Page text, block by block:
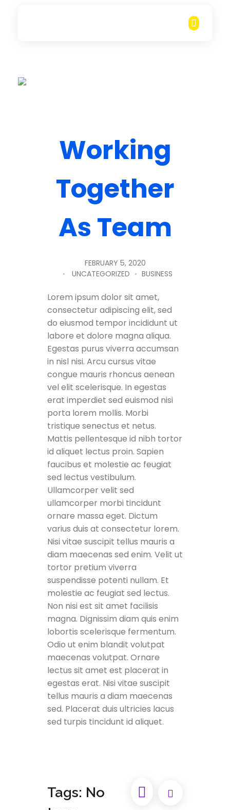
Working
Together
As Team
FEBRUARY 5, 2020
UNCATEGORIZED
BUSINESS
Lorem ipsum dolor sit amet,
consectetur adipiscing elit, sed
do eiusmod tempor incididunt ut
labore et dolore magna aliqua.
Egestas purus viverra accumsan
in nisl nisi. Arcu cursus vitae
congue mauris rhoncus aenean
vel elit scelerisque. In egestas
erat imperdiet sed euismod nisi
porta lorem mollis. Morbi
tristique senectus et netus.
Mattis pellentesque id nibh tortor
id aliquet lectus proin. Sapien
faucibus et molestie ac feugiat
sed lectus vestibulum.
Ullamcorper velit sed
ullamcorper morbi tincidunt
ornare massa eget. Dictum
varius duis at consectetur lorem.
Nisi vitae suscipit tellus mauris a
diam maecenas sed enim. Velit ut
tortor pretium viverra
suspendisse potenti nullam. Et
molestie ac feugiat sed lectus.
Non nisi est sit amet facilisis
magna. Dignissim diam quis enim
lobortis scelerisque fermentum.
Odio ut enim blandit volutpat
maecenas volutpat. Ornare
lectus sit amet est placerat in
egestas erat. Nisi vitae suscipit
tellus mauris a diam maecenas
sed. Placerat duis ultricies lacus
sed turpis tincidunt id aliquet.
Tags: No